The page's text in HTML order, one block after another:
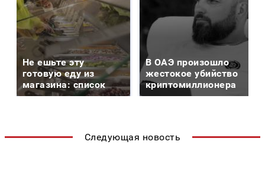
Не ешьте эту
готовую еду из
магазина: список
В ОАЭ произошло
жестокое убийство
криптомиллионера
Следующая новость